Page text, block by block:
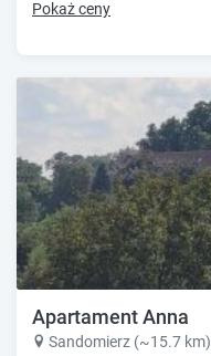
Pokaż ceny
Apartament Anna
Sandomierz (~15.7 km)